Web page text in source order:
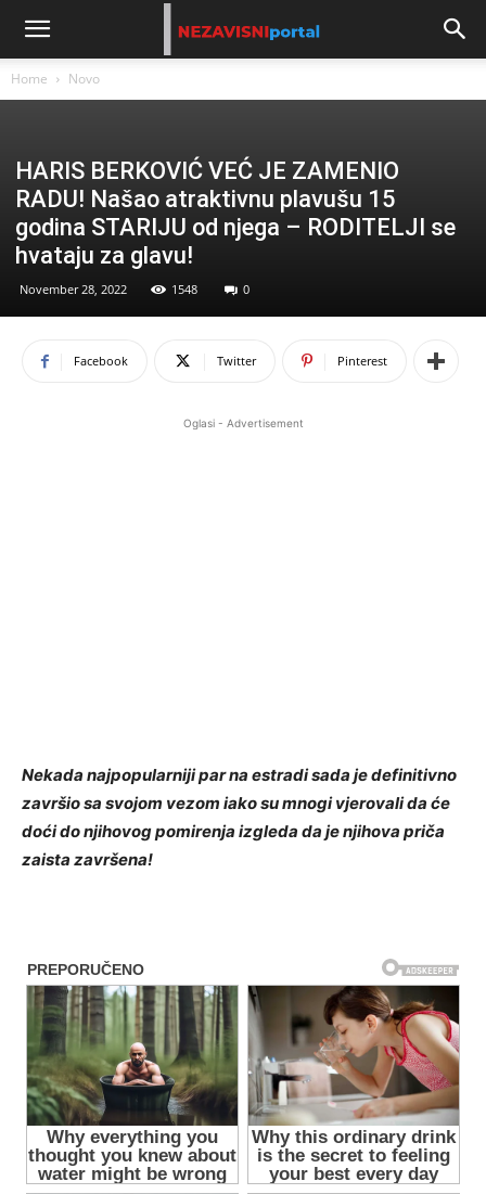
Home Novo
HARIS BERKOVIĆ VEĆ JE ZAMENIO
RADU! Našao atraktivnu plavušu 15
godina STARIJU od njega – RODITELJI se
hvataju za glavu!
November 28, 2022 1548 0
Facebook Twitter Pinterest
Oglasi - Advertisement
Nekada najpopularniji par na estradi sada je definitivno
završio sa svojom vezom iako su mnogi vjerovali da će
doći do njihovog pomirenja izgleda da je njihova priča
zaista završena!